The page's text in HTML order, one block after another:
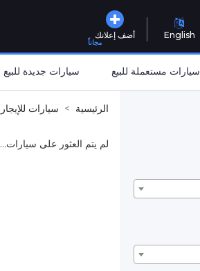
أضف إعلانك
مجاناً
English
سيارات مستعملة للبيع سيارات جديدة للبيع
الرئيسية سيارات للإيجار
لم يتم العثور على سيارات...